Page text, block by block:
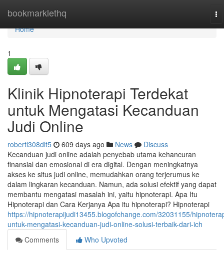
bookmarklethq
Home
Home
1
Klinik Hipnoterapi Terdekat
untuk Mengatasi Kecanduan
Judi Online
robertl308dlt5 609 days ago News
Discuss
Kecanduan judi online adalah penyebab utama kehancuran
finansial dan emosional di era digital. Dengan meningkatnya
akses ke situs judi online, memudahkan orang terjerumus ke
dalam lingkaran kecanduan. Namun, ada solusi efektif yang dapat
membantu mengatasi masalah ini, yaitu hipnoterapi. Apa Itu
Hipnoterapi dan Cara Kerjanya Apa itu hipnoterapi? Hipnoterapi
https://hipnoterapijudi13455.blogofchange.com/32031155/
untuk-mengatasi-kecanduan-judi-online-solusi-terbaik-dari-ich
Comments
Who Upvoted